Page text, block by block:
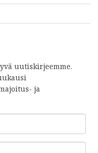
uutiskirjeemme.
ja